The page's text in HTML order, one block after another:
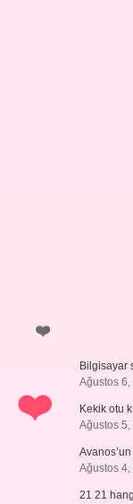
Bilgisayar
Ağustos 6,
Kekik otu
Ağustos 5,
Ağustos 4,
21 21